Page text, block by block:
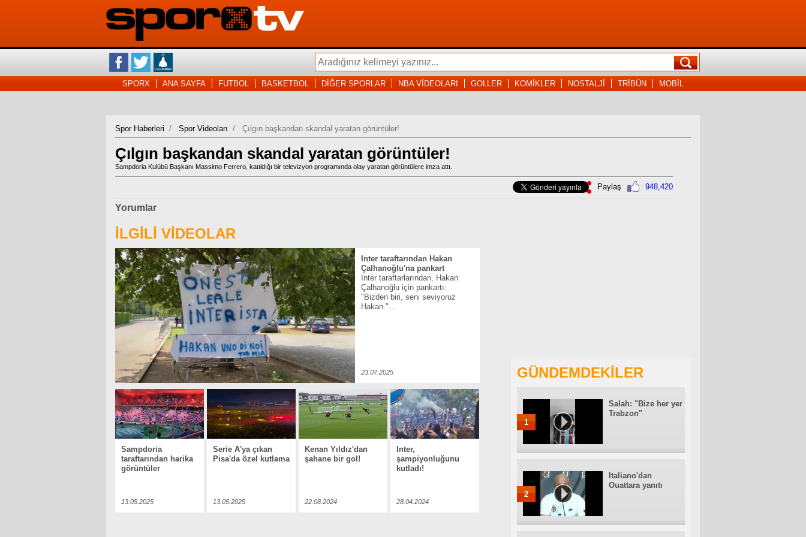
SPORX ANA SAYFA FUTBOL BASKETBOL DİĞER SPORLAR NBA VİDEOLARI GOLLER KOMİKLER NOSTALJİ TRİBÜN MOBİL
Spor Haberleri Spor Videoları Çılgın başkandan skandal yaratan görüntüler!
Çılgın başkandan skandal yaratan görüntüler!
Sampdoria Kulübü Başkanı Massimo Ferrero, katıldığı bir televizyon programında olay yaratan görüntülere imza attı.
948,420
Paylaş
Yorumlar
İLGİLİ VİDEOLAR
Inter taraftarından Hakan
Çalhanoğlu'na pankart
Inter taraftarlarından, Hakan
Çalhanoğlu için pankartı:
"Bizden biri, seni seviyoruz
Hakan."...
23.07.2025
Sampdoria
taraftarından harika
görüntüler
13.05.2025
Serie A'ya çıkan
Pisa'da özel kutlama
13.05.2025
Kenan Yıldız'dan
şahane bir gol!
22.08.2024
Inter,
şampiyonluğunu
kutladı!
28.04.2024
GÜNDEMDEKİLER
1
Salah: "Bize her yer
Trabzon"
2
Italiano'dan
Ouattara yanıtı